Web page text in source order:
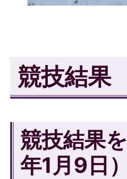
競技結果
競技結果
年1月9日）